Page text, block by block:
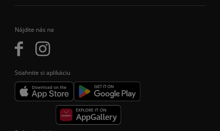
Nájdite nás na
Stiahnite si aplikáciu